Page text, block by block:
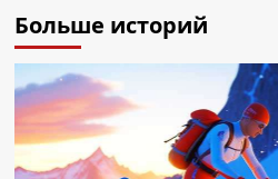
Больше историй